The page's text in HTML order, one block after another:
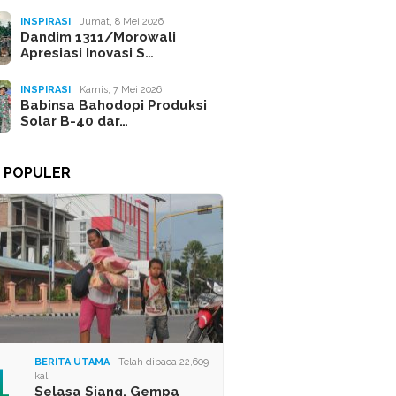
INSPIRASI Jumat, 8 Mei 2026
Dandim 1311/Morowali
Apresiasi Inovasi S…
INSPIRASI Kamis, 7 Mei 2026
Babinsa Bahodopi Produksi
Solar B-40 dar…
BERITA UTAMA
Telah dibaca 22,609
kali
Selasa Siang, Gempa